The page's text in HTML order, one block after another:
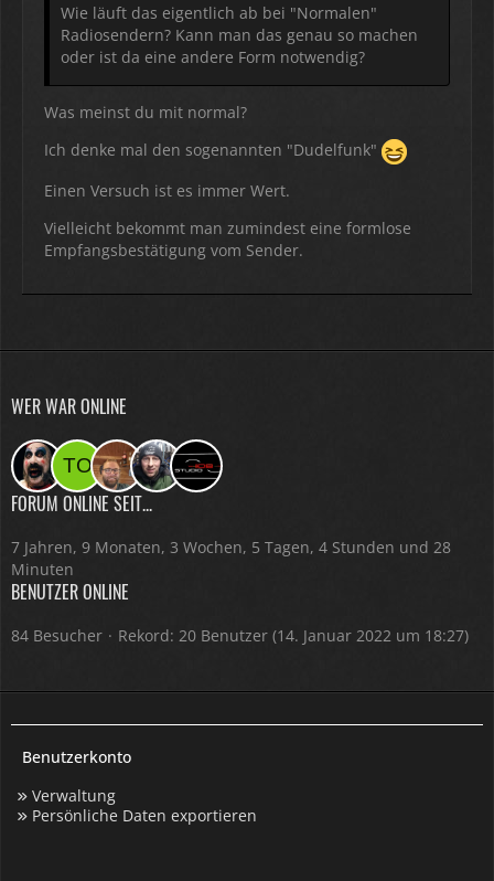
Wie läuft das eigentlich ab bei "Normalen"
Radiosendern? Kann man das genau so machen
oder ist da eine andere Form notwendig?
Was meinst du mit normal?
Ich denke mal den sogenannten "Dudelfunk"
Einen Versuch ist es immer Wert.
Vielleicht bekommt man zumindest eine formlose
Empfangsbestätigung vom Sender.
WER WAR ONLINE
FORUM ONLINE SEIT...
7 Jahren, 9 Monaten, 3 Wochen, 5 Tagen, 4 Stunden und 28
Minuten
BENUTZER ONLINE
84 Besucher Rekord: 20 Benutzer (14. Januar 2022 um 18:27)
Benutzerkonto
Verwaltung
Persönliche Daten exportieren